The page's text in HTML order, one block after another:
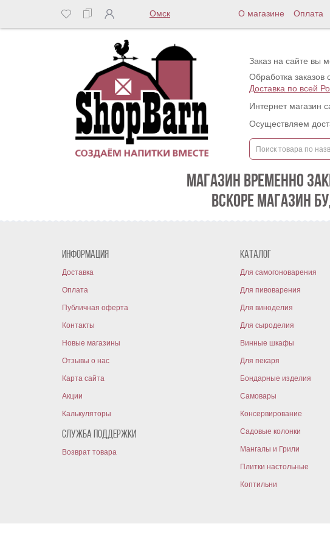
Омск О магазине Оплата
Заказ на сайте вы
Обработка заказов
Доставка по всей
Интернет магазин
Осуществляем
МАГАЗИН ВРЕМЕННО
ВСКОРЕ МАГАЗИН
Информация
Доставка
Оплата
Публичная оферта
Контакты
Новые магазины
Отзывы о нас
Карта сайта
Акции
Калькуляторы
Служба поддержки
Возврат товара
Каталог
Для самогоноварения
Для пивоварения
Для виноделия
Для сыроделия
Винные шкафы
Для пекаря
Бондарные изделия
Самовары
Консервирование
Садовые колонки
Мангалы и Грили
Плитки настольные
Коптильни